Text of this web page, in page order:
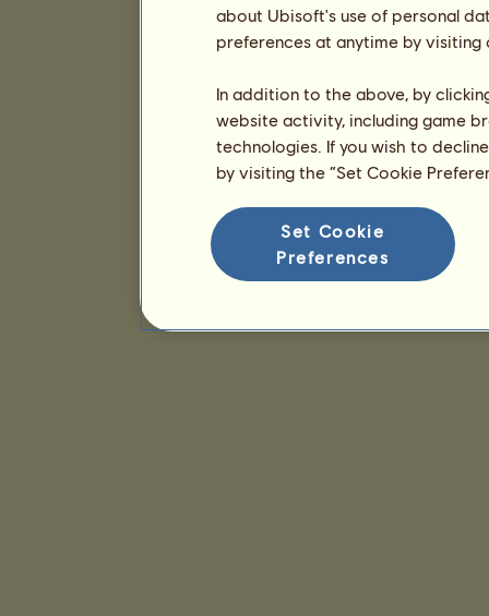
about Ubisoft's use of personal
preferences at anytime by
In addition to the above, by
website activity, including game
technologies. If you wish to
by visiting the “Set Cookie
Set Cookie
Preferences